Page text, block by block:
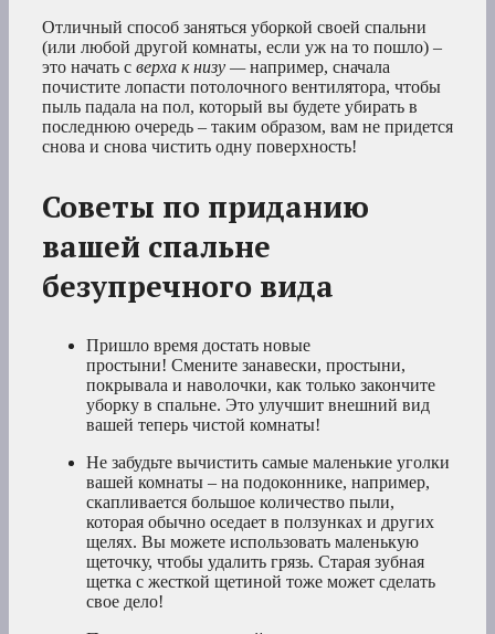
Отличный способ заняться уборкой своей спальни
(или любой другой комнаты, если уж на то пошло) –
это начать с верха к низу —например, сначала
почистите лопасти потолочного вентилятора, чтобы
пыль падала на пол, который вы будете убирать в
последнюю очередь – таким образом, вам не придется
снова и снова чистить одну поверхность!
Советы по приданию
вашей спальне
безупречного вида
Пришло время достать новые
простыни! Смените занавески, простыни,
покрывала и наволочки, как только закончите
уборку в спальне. Это улучшит внешний вид
вашей теперь чистой комнаты!
Не забудьте вычистить самые маленькие уголки
вашей комнаты – на подоконнике, например,
скапливается большое количество пыли,
которая обычно оседает в ползунках и других
щелях. Вы можете использовать маленькую
щеточку, чтобы удалить грязь. Старая зубная
щетка с жесткой щетиной тоже может сделать
свое дело!